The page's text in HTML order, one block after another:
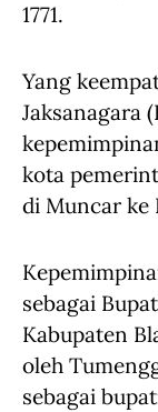
1771.
Yang
Jaksanagara
kota
di Muncar ke
sebagai
Kabupaten
oleh
sebagai